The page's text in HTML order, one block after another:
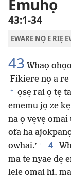
Emuhọ
43:1-34
EWARE NỌ E RIẸ
43 Whaọ
Fikiere nọ a re
+ ọsẹ rai ọ tẹ
ememu jọ ze
na ọ vẹvẹ omai
ofa ha
owhai.’ + 4
ma te nyae dẹ
lele omai hi,